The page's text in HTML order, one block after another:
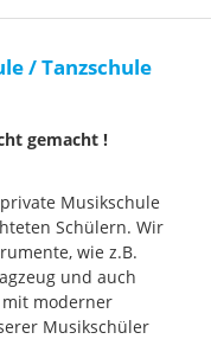
/ Tanzschule
gemacht !
Musikschule
Schülern. Wir
wie z.B.
und auch
mit moderner
Musikschüler